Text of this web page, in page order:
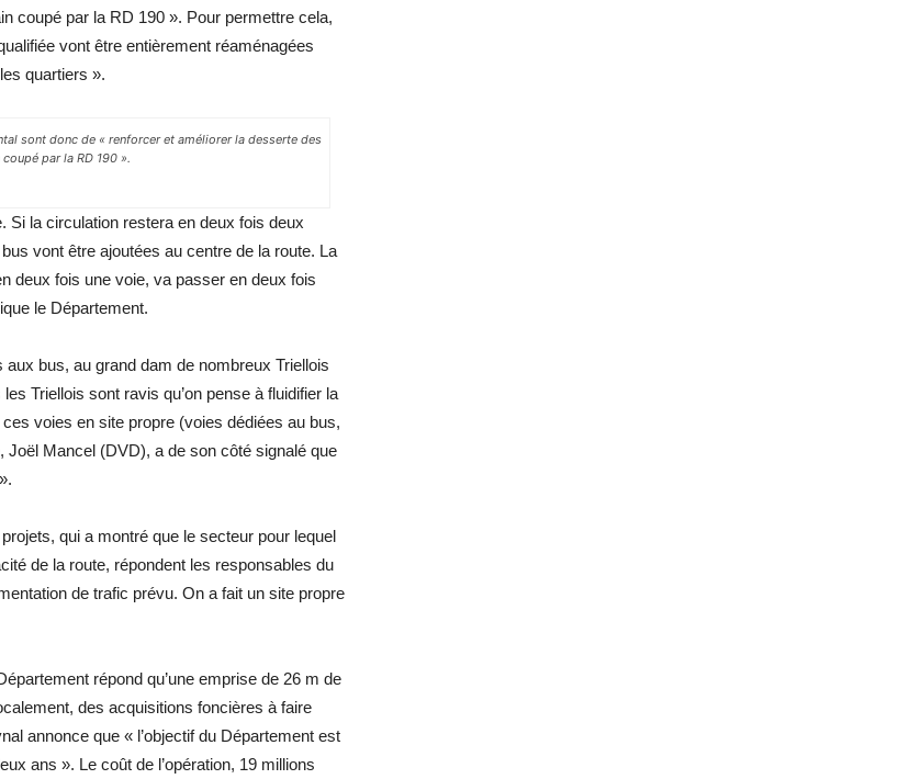
coupé par la RD 190 ». Pour permettre cela,
vont être entièrement réaménagées
quartiers ».
sont donc de « renforcer et améliorer la desserte des
par la RD 190 ».
Si la circulation restera en deux fois deux
vont être ajoutées au centre de la route. La
deux fois une voie, va passer en deux fois
le Département.
bus, au grand dam de nombreux Triellois
Triellois sont ravis qu’on pense à fluidifier la
voies en site propre (voies dédiées au bus,
Mancel (DVD), a de son côté signalé que
qui a montré que le secteur pour lequel
de la route, répondent les responsables du
de trafic prévu. On a fait un site propre
répond qu’une emprise de 26 m de
des acquisitions foncières à faire
annonce que « l’objectif du Département est
ans ». Le coût de l’opération, 19 millions